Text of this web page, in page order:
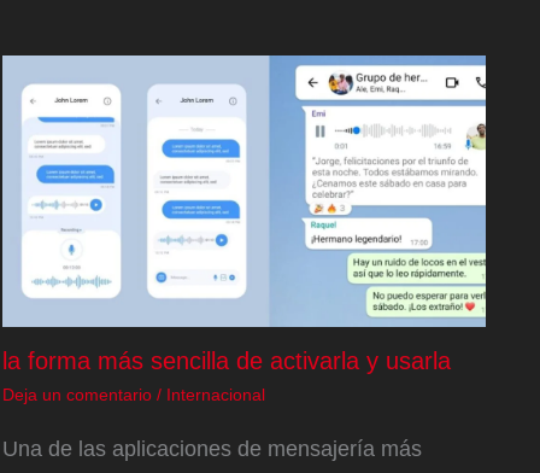
la forma más sencilla de activarla y usarla
Deja un comentario / Internacional
Una de las aplicaciones de mensajería más